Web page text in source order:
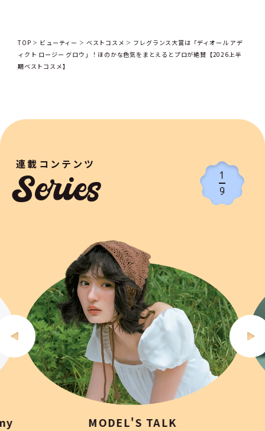
TOP ビューティー ベストコスメ
フレグランス大賞は「ディオール アデ
ィクト ロージー グロウ」！ほのかな色気をまとえるとプロが絶賛【2026上半
期ベストコスメ】
連載コンテンツ
Series
MODEL'S TALK
1
9